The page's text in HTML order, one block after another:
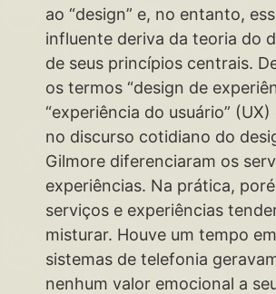
ao “design” e, no entanto,
influente deriva da teoria do
de seus princípios centrais.
os termos “design de
“experiência do usuário”
no discurso cotidiano do
Gilmore diferenciaram os
experiências. Na prática,
serviços e experiências
misturar. Houve um tempo
sistemas de telefonia
nenhum valor emocional a